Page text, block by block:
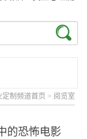
定制频道首页 > 阅览室
的恐怖电影